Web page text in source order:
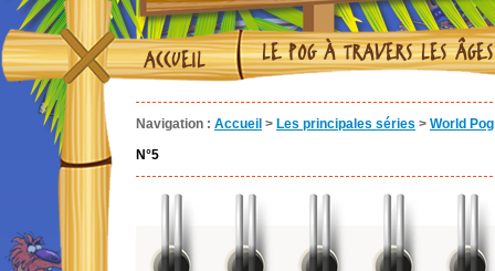
ACCUEIL LE POG À TRAVERS LES ÂGES
Navigation : Accueil > Les principales séries > World
N°5